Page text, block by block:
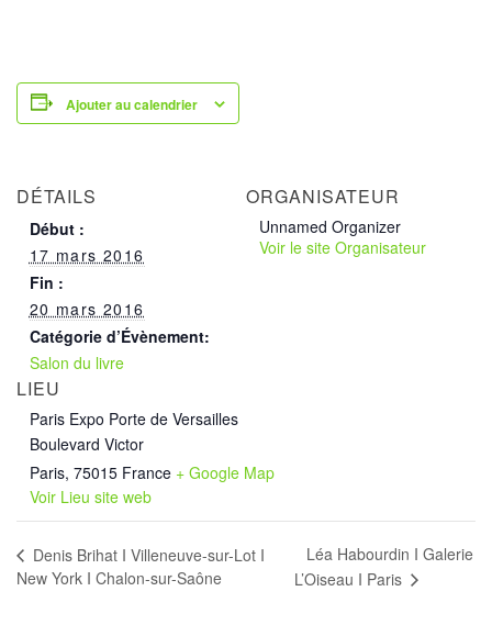
Ajouter au calendrier
DÉTAILS
Début :
17 mars 2016
Fin :
20 mars 2016
Catégorie d’Évènement:
Salon du livre
LIEU
Paris Expo Porte de Versailles
Boulevard Victor
Paris, 75015 France + Google Map
Voir Lieu site web
ORGANISATEUR
Unnamed Organizer
Voir le site Organisateur
Denis Brihat I Villeneuve-sur-Lot I
New York I Chalon-sur-Saône
Léa Habourdin I Galerie
L’Oiseau I Paris